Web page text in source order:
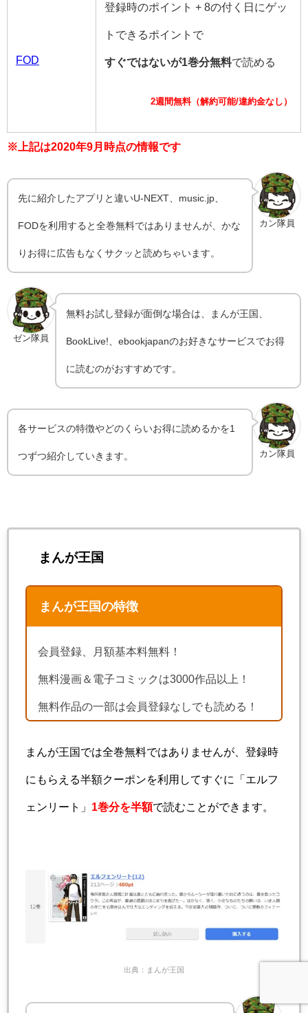
FOD
登録時のポイント + 8の付く日にゲッ
トできるポイントで
すぐではないが1巻分無料で読める
2週間無料（解約可能/違約金なし）
※上記は2020年9月時点の情報です
カン隊員
先に紹介したアプリと違いU-NEXT、music.jp、
FODを利用すると全巻無料ではありませんが、かな
りお得に広告もなくサクッと読めちゃいます。
ゼン隊員
無料お試し登録が面倒な場合は、まんが王国、
BookLive!、ebookjapanのお好きなサービスでお得
に読むのがおすすめです。
カン隊員
各サービスの特徴やどのくらいお得に読めるかを1
つずつ紹介していきます。
まんが王国
まんが王国の特徴
会員登録、月額基本料無料！
無料漫画＆電子コミックは3000作品以上！
無料作品の一部は会員登録なしでも読める！
まんが王国では全巻無料ではありませんが、登録時
にもらえる半額クーポンを利用してすぐに「エルフ
ェンリート」 1巻分を半額で読むことができます。
出典：まんが王国